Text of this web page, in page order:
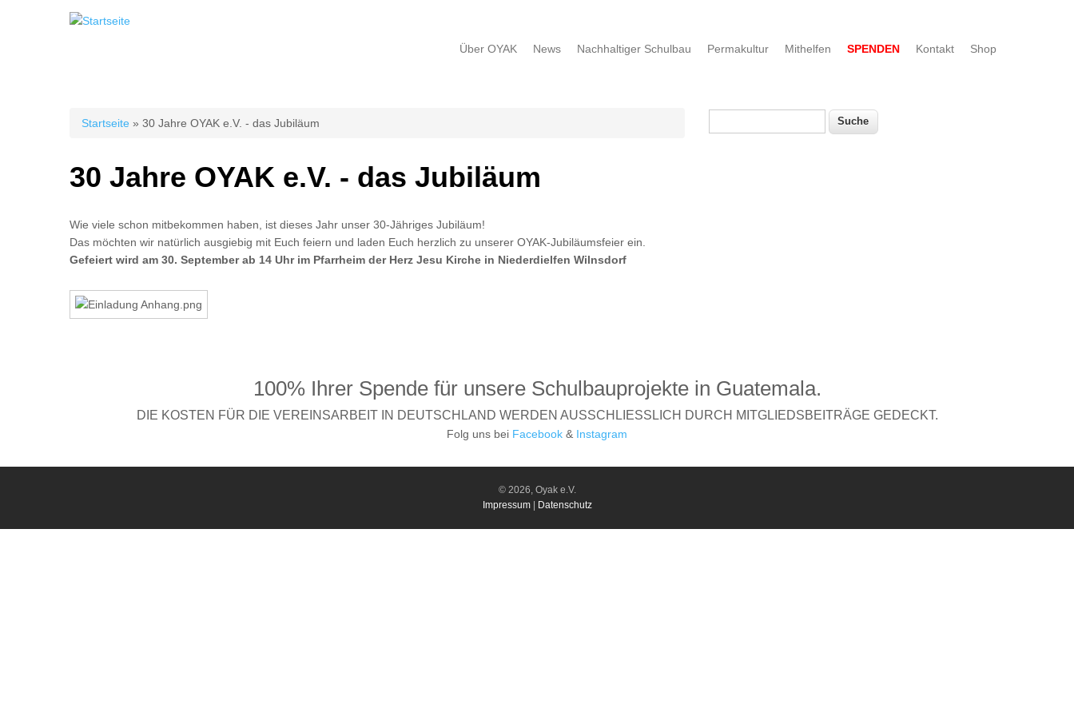
Über OYAK News Nachhaltiger Schulbau Permakultur Mithelfen SPENDEN Kontakt Shop
Sie sind hier
Startseite » 30 Jahre OYAK e.V. - das Jubiläum
30 Jahre OYAK e.V. - das Jubiläum
Wie viele schon mitbekommen haben, ist dieses Jahr unser 30-Jähriges Jubiläum!
Das möchten wir natürlich ausgiebig mit Euch feiern und laden Euch herzlich zu unserer OYAK-Jubiläumsfeier ein.
Gefeiert wird am 30. September ab 14 Uhr im Pfarrheim der Herz Jesu Kirche in Niederdielfen Wilnsdorf
100% Ihrer Spende für unsere Schulbauprojekte in Guatemala.
DIE KOSTEN FÜR DIE VEREINSARBEIT IN DEUTSCHLAND WERDEN AUSSCHLIESSLICH DURCH MITGLIEDSBEITRÄGE GEDECKT.
Folg uns bei Facebook & Instagram
© 2026, Oyak e.V.
Impressum| Datenschutz